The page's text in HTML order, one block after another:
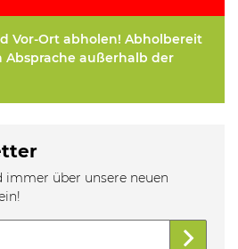
Vor-Ort abholen! Abholbereit
Absprache außerhalb der
immer über unsere neuen